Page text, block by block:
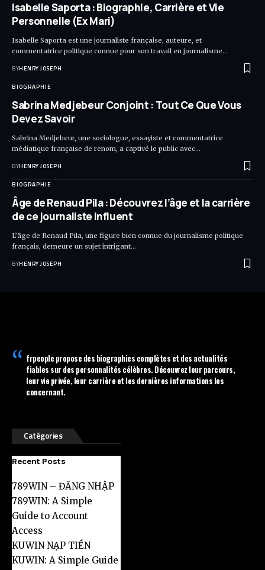
Isabelle Saporta : Biographie, Carrière et Vie
Personnelle (Ex Mari)
Isabelle Saporta est une journaliste française, auteure, et
commentatrice politique connue pour son travail en journalisme…
BYHENRY JOSEPH
BIOGRAPHIE
Sabrina Medjebeur Conjoint : Tout Ce Que Vous
Devez Savoir
Sabrina Medjebeur, une sociologue, essayiste et commentatrice
médiatique française de renom, a captivé le public avec…
BYHENRY JOSEPH
BIOGRAPHIE
Âge de Renaud Pila : Découvrez l’âge et la carrière
de ce journaliste influent
L’âge de Renaud Pila, une figure bien connue du journalisme politique
français, demeure un sujet intrigant…
BYHENRY JOSEPH
frpeoplepropose des biographies complètes et des actualités
fiables sur des personnalités célèbres. Découvrez leur parcours,
leur vie privée, leur carrière et les dernières informations les
concernant.
Catégories
Recent Posts
789WIN – ĐĂNG NHẬP
789WIN: A Simple
Guide to Account
Access
KUWIN NẠP TIỀN
KUWIN: A Simple Guide